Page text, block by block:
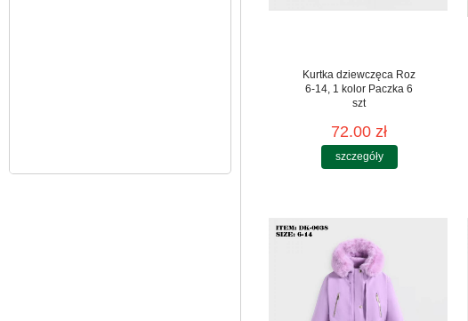
Kurtka dziewczęca Roz
6-14, 1 kolor Paczka 6
szt
72.00 zł
szczegóły